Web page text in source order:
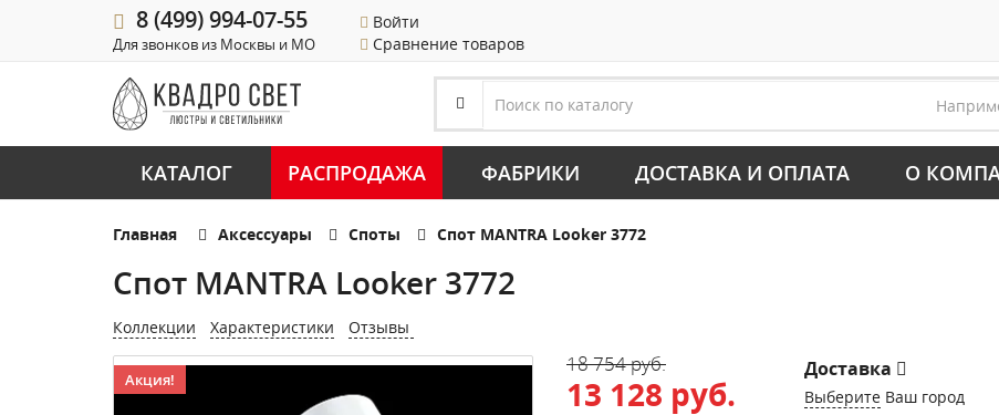
8 (499) 994-07-55
Для звонков из Москвы и МО
Войти
Сравнение товаров
КАТАЛОГ РАСПРОДАЖА ФАБРИКИ ДОСТАВКА И ОПЛАТА О
Главная Аксессуары Споты Спот MANTRA Looker 3772
Спот MANTRA Looker 3772
Коллекции Характеристики Отзывы
Акция!
18 754 руб.
13 128 руб.
Доставка
Выберите Ваш город